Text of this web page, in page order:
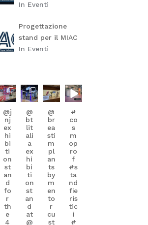
In Eventi
Progettazione
stand per il MIAC
In Eventi
itapro
srl
Giu 1
@j
nj
ex
hi
bi
ti
on
st
an
d
fo
r
th
e
4
itapro
srl
Mag
16
@
bt
lit
ali
a
ex
hi
bi
ti
on
st
an
d
at
@
itapro
srl
Apr
12
@
br
ea
sti
m
pl
an
ts
by
m
en
to
r
cu
st
itapro
srl
Mar
#
co
s
m
op
ro
f
#s
ta
nd
fie
ris
tic
i
#